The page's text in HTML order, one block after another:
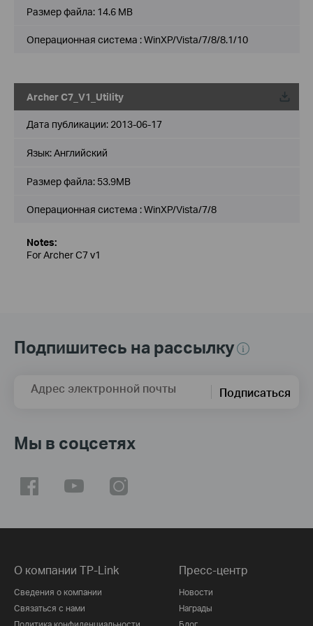
Размер файла: 14.6 MB
Операционная система : WinXP/Vista/7/8/8.1/10
Archer C7_V1_Utility
Дата публикации: 2013-06-17
Язык:Английский
Размер файла: 53.9MB
Операционная система : WinXP/Vista/7/8
Notes:
For Archer C7 v1
Подпишитесь на рассылку
Адрес электронной почты Подписаться
Мы в соцсетях
О компании TP-Link
Сведения о компании
Связаться с нами
Пресс-центр
Новости
Награды